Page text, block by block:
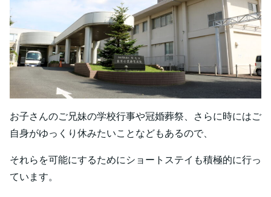
お子さんのご兄妹の学校行事や冠婚葬祭、さらに時にはご
自身がゆっくり休みたいことなどもあるので、
それらを可能にするためにショートステイも積極的に行っ
ています。